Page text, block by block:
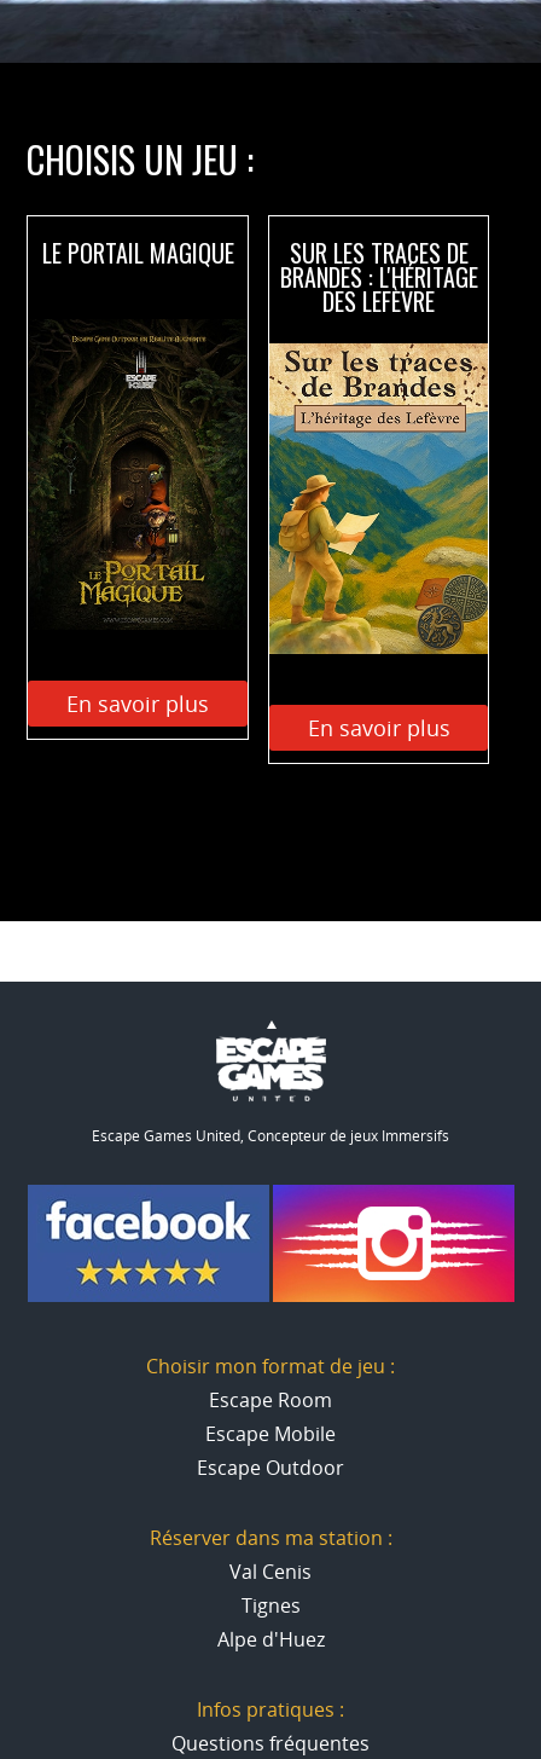
CHOISIS UN JEU :
LE PORTAIL MAGIQUE
En savoir plus
SUR LES TRACES DE
BRANDES : L'HÉRITAGE
DES LEFÈVRE
En savoir plus
Escape Games United, Concepteur de jeux Immersifs
Choisir mon format de jeu :
Escape Room
Escape Mobile
Escape Outdoor
Réserver dans ma station :
Val Cenis
Tignes
Alpe d'Huez
Infos pratiques :
Questions fréquentes